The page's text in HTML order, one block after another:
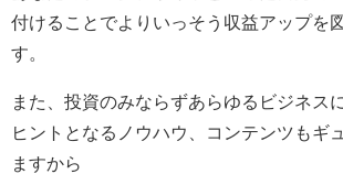
付けることでよりいっそう収益アップを
す。
また、投資のみならずあらゆるビジネス
ヒントとなるノウハウ、コンテンツもギ
ますから